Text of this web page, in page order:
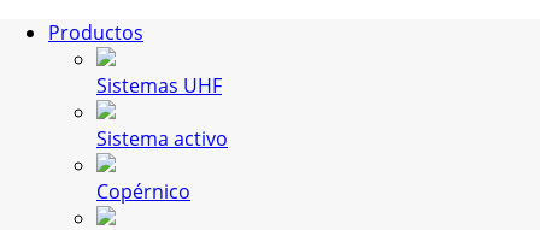
Productos
Sistemas UHF
Sistema activo
Copérnico